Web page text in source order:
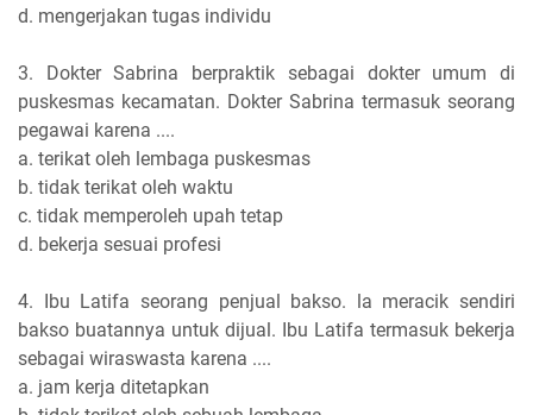
d. mengerjakan tugas individu
3. Dokter Sabrina berpraktik sebagai dokter umum di
puskesmas kecamatan. Dokter Sabrina termasuk seorang
pegawai karena ....
a. terikat oleh lembaga puskesmas
b. tidak terikat oleh waktu
c. tidak memperoleh upah tetap
d. bekerja sesuai profesi
4. Ibu Latifa seorang penjual bakso. la meracik sendiri
bakso buatannya untuk dijual. Ibu Latifa termasuk bekerja
sebagai wiraswasta karena ....
a. jam kerja ditetapkan